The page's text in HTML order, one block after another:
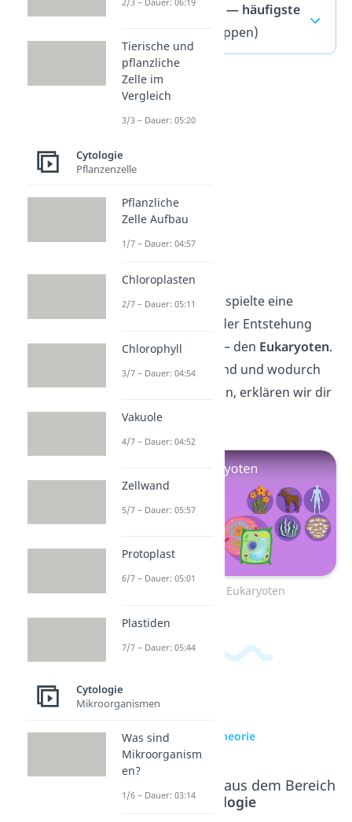
Endosymbiose — häufigste
(ausklappen)
Die Endosymbiose spielte eine
wichtige Rolle bei der Entstehung
komplexer Zellen — den Eukaryoten.
Was Eukaryoten sind und wodurch
sie sich auszeichnen, erklären wir dir
hier!
Zum Video: Eukaryoten
Endosymbiontentheorie
Beliebte Inhalte aus dem Bereich
Cytologie
Tierische und
pflanzliche
Zelle im
Vergleich
3/3 – Dauer: 05:20
Cytologie
Pflanzenzelle
Pflanzliche
Zelle Aufbau
1/7 – Dauer: 04:57
Chloroplasten
2/7 – Dauer: 05:11
Chlorophyll
3/7 – Dauer: 04:54
Vakuole
4/7 – Dauer: 04:52
Zellwand
5/7 – Dauer: 05:57
Protoplast
6/7 – Dauer: 05:01
Plastiden
7/7 – Dauer: 05:44
Cytologie
Mikroorganismen
Was sind
Mikroorganism
en?
1/6 – Dauer: 03:14